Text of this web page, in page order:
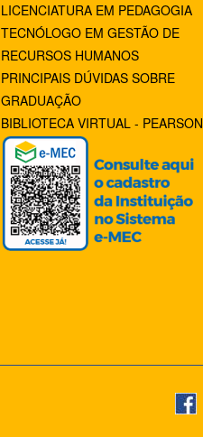
LICENCIATURA EM PEDAGOGIA
TECNÓLOGO EM GESTÃO DE
RECURSOS HUMANOS
PRINCIPAIS DÚVIDAS SOBRE
GRADUAÇÃO
BIBLIOTECA VIRTUAL - PEARSON